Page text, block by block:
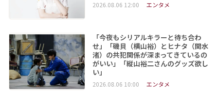
2026.08.06 12:00 エンタメ
「今夜もシリアルキラーと待ち合わ
せ」「磯貝（横山裕）とヒナタ（関水
渚）の共犯関係が深まってきているの
がいい」「縦山裕二さんのグッズ欲し
い」
2026.08.06 10:00 エンタメ